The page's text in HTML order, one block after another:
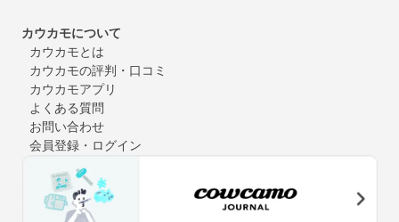
カウカモについて
カウカモとは
カウカモの評判・口コミ
カウカモアプリ
よくある質問
お問い合わせ
会員登録・ログイン